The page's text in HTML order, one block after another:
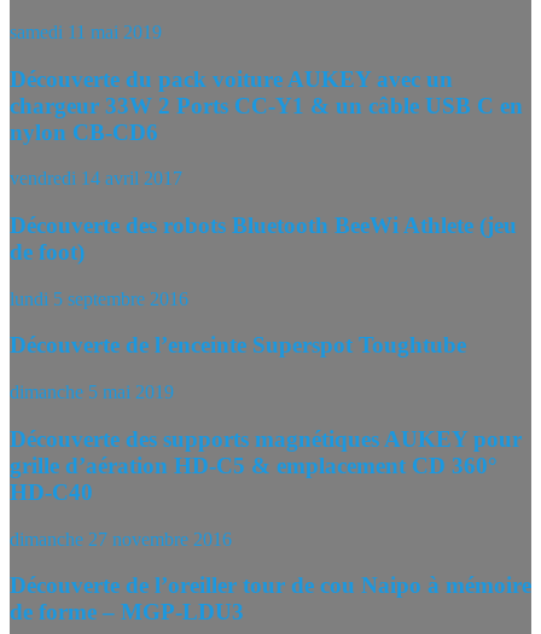
samedi 11 mai 2019
Découverte du pack voiture AUKEY avec un
chargeur 33W 2 Ports CC-Y1 & un câble USB C en
nylon CB-CD6
vendredi 14 avril 2017
Découverte des robots Bluetooth BeeWi Athlete (jeu
de foot)
lundi 5 septembre 2016
Découverte de l’enceinte Superspot Toughtube
dimanche 5 mai 2019
Découverte des supports magnétiques AUKEY pour
grille d’aération HD-C5 & emplacement CD 360°
HD-C40
dimanche 27 novembre 2016
Découverte de l’oreiller tour de cou Naipo à mémoire
de forme – MGP-LDU3